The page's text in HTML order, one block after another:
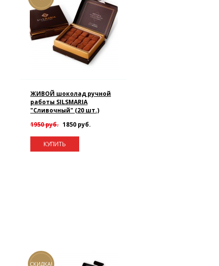
ЖИВОЙ шоколад ручной
работы SILSMARIA
"Сливочный" (20 шт.)
1950 руб. 1850 руб.
КУПИТЬ
СКИДКА!